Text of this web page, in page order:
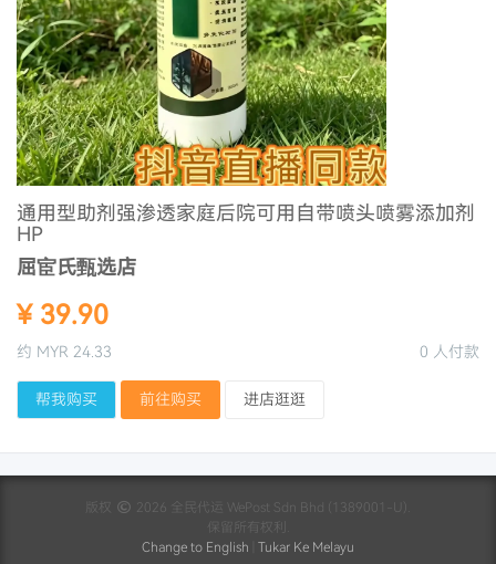
通用型助剂强渗透家庭后院可用自带喷头喷雾添加剂
HP
屈宦氏甄选店
¥ 39.90
0 人付款
约 MYR 24.33
帮我购买 前往购买 进店逛逛
版权
2026 全民代运 WePost Sdn Bhd (1389001-U).
保留所有权利.
Change to English
Tukar Ke Melayu